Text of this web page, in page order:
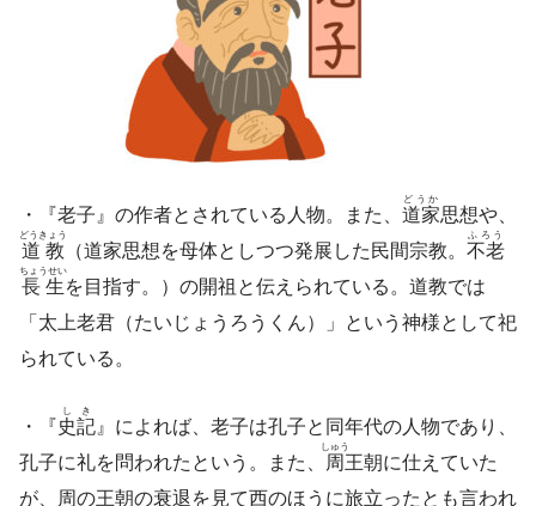
・『老子』の作者とされている人物。また、 道家
どうか
思想や、
道教
どうきょう
（道家思想を母体としつつ発展した民間宗教。 不老
ふろう
長生
ちょうせい
を目指す。）の開祖と伝えられている。道教では
「太上老君（たいじょうろうくん）」という神様として祀
られている。
・『史記
しき
』によれば、老子は孔子と同年代の人物であり、
孔子に礼を問われたという。また、
周
しゅう
王朝に仕えていた
が、周の王朝の衰退を見て西のほうに旅立ったとも言われ